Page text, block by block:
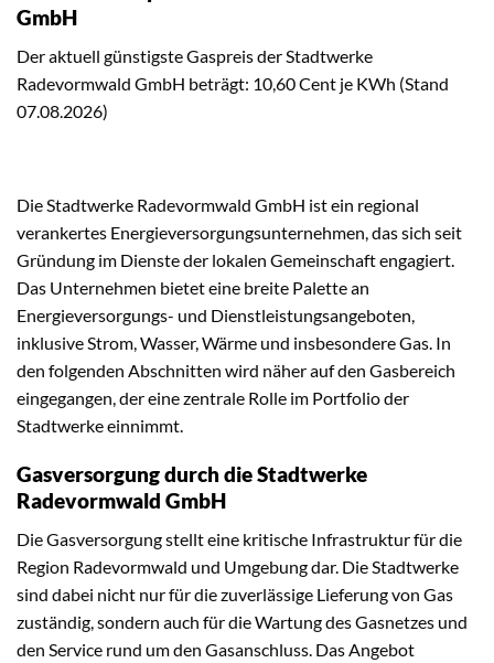
GmbH
Der aktuell günstigste Gaspreis der Stadtwerke
Radevormwald GmbH beträgt: 10,60 Cent je KWh (Stand
07.08.2026)
Die Stadtwerke Radevormwald GmbH ist ein regional
verankertes Energieversorgungsunternehmen, das sich seit
Gründung im Dienste der lokalen Gemeinschaft engagiert.
Das Unternehmen bietet eine breite Palette an
Energieversorgungs- und Dienstleistungsangeboten,
inklusive Strom, Wasser, Wärme und insbesondere Gas. In
den folgenden Abschnitten wird näher auf den Gasbereich
eingegangen, der eine zentrale Rolle im Portfolio der
Stadtwerke einnimmt.
Gasversorgung durch die Stadtwerke
Radevormwald GmbH
Die Gasversorgung stellt eine kritische Infrastruktur für die
Region Radevormwald und Umgebung dar. Die Stadtwerke
sind dabei nicht nur für die zuverlässige Lieferung von Gas
zuständig, sondern auch für die Wartung des Gasnetzes und
den Service rund um den Gasanschluss. Das Angebot